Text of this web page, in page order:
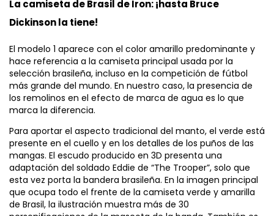
La camiseta de Brasil de Iron: ¡hasta Bruce
Dickinson la tiene!
El modelo 1 aparece con el color amarillo predominante y
hace referencia a la camiseta principal usada por la
selección brasileña, incluso en la competición de fútbol
más grande del mundo. En nuestro caso, la presencia de
los remolinos en el efecto de marca de agua es lo que
marca la diferencia.
Para aportar el aspecto tradicional del manto, el verde está
presente en el cuello y en los detalles de los puños de las
mangas. El escudo producido en 3D presenta una
adaptación del soldado Eddie de “The Trooper”, solo que
esta vez porta la bandera brasileña. En la imagen principal
que ocupa todo el frente de la camiseta verde y amarilla
de Brasil, la ilustración muestra más de 30